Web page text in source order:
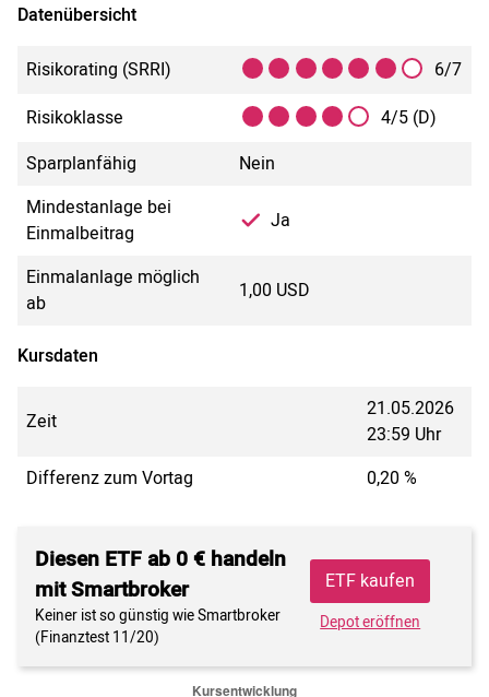
Datenübersicht
Risikorating (SRRI)
6/7
Risikoklasse
4/5 (D)
Sparplanfähig
Nein
Mindestanlage bei
Einmalbeitrag
Ja
Einmalanlage möglich
ab
1,00 USD
Kursdaten
Zeit
21.05.2026
23:59 Uhr
Differenz zum Vortag
0,20 %
Diesen ETF ab 0 € handeln
mit Smartbroker
Keiner ist so günstig wie Smartbroker
(Finanztest 11/20)
ETF kaufen
Depot eröffnen